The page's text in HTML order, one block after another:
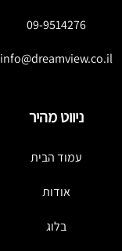
09-9514276
info@dreamview.co.il
ניווט מהיר
עמוד הבית
אודות
בלוג